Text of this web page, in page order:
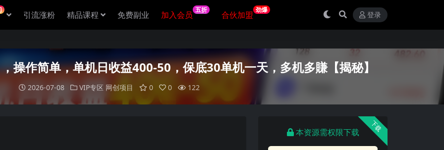
引流涨粉 精品课程 免费副业 加入会员 五折 合伙加盟 劲爆
登录
操作简单，单机日收益400-50，保底30单机一天，多机多賺【揭秘】
2026-07-08 VIP专区 网创项目 0 0 122
下载
本资源需权限下载